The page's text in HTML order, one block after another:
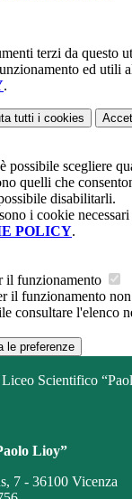
terzi da questo
ed utili
.
tutti i cookies
possibile scegliere
quelli che
disabilitarli.
i cookie
POLICY.
il funzionamento
il funzionamento non
consultare l'elenco
le preferenze
Liceo Scientifico
Lioy”
7 - 36100 Vicenza